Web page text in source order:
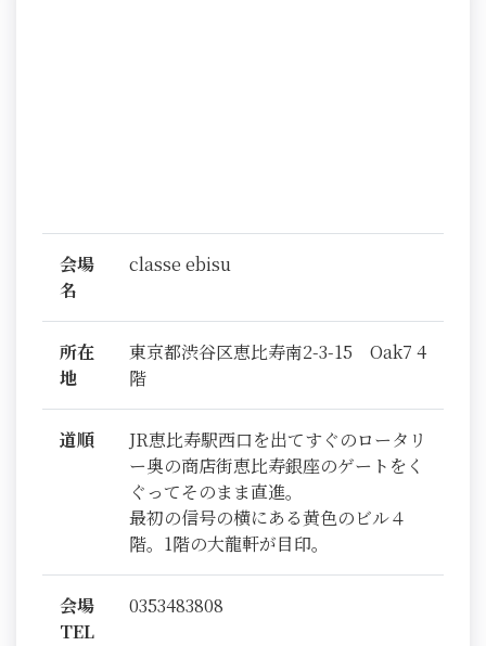
会場
名
classe ebisu
所在
地
東京都渋谷区恵比寿南2-3-15 Oak7 4
階
道順
JR恵比寿駅西口を出てすぐのロータリ
ー奥の商店街恵比寿銀座のゲートをく
ぐってそのまま直進。
最初の信号の横にある黄色のビル４
階。1階の大龍軒が目印。
会場
TEL
0353483808